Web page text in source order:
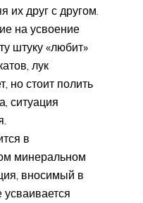
их друг с другом.
на усвоение
штуку «любит»
лук
но стоит полить
ситуация
в
минеральном
вносимый в